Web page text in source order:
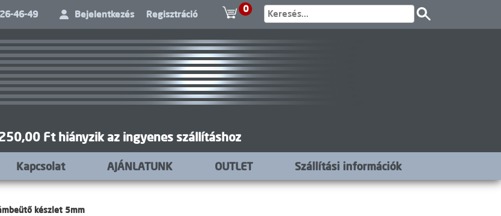
46-49 Bejelentkezés Regisztráció 0
Ft hiányzik az ingyenes szállításhoz
Kapcsolat AJÁNLATUNK OUTLET Szállítási információk
készlet 5mm